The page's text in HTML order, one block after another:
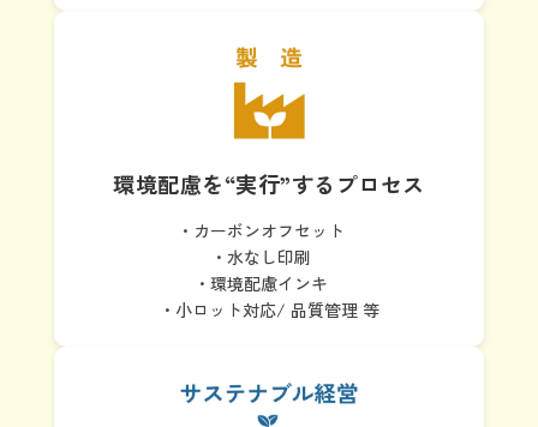
環境配慮を“実行”するプロセス
・カーボンオフセット
・水なし印刷
・環境配慮インキ
・小ロット対応/ 品質管理 等